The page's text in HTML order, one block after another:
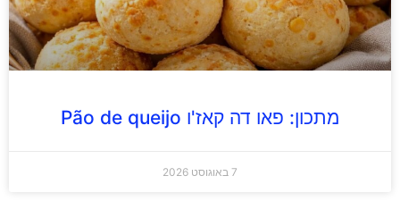
מתכון: פאו דה קאז'ו Pão de queijo
7 באוגוסט 2026